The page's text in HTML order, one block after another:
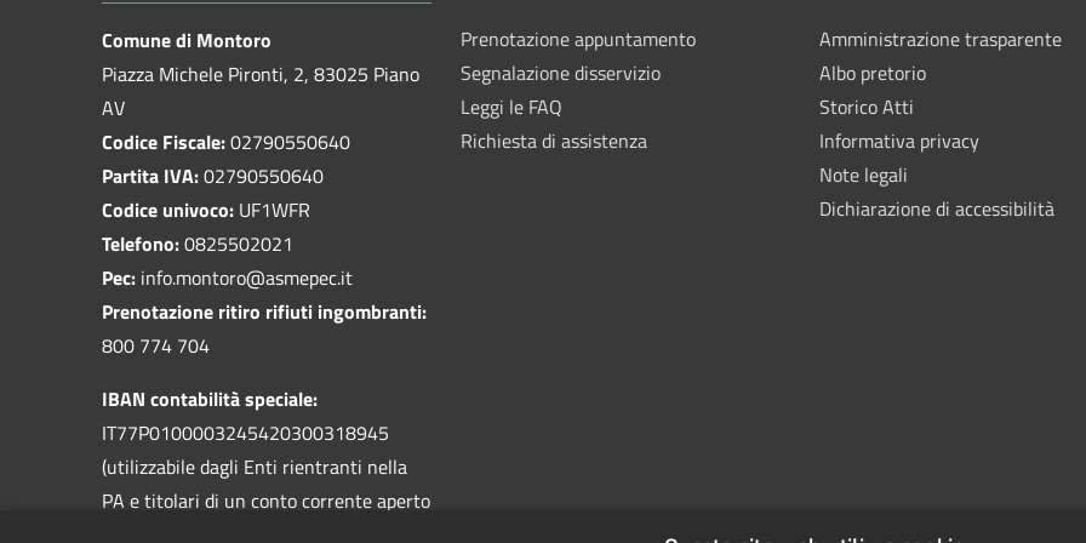
Comune di Montoro
Piazza Michele Pironti, 2, 83025 Piano
AV
Codice Fiscale:02790550640
Partita IVA:02790550640
Codice univoco: UF1WFR
Telefono:0825502021
Pec: info.montoro@asmepec.it
Prenotazione ritiro rifiuti ingombranti:
800 774 704
IBAN contabilità speciale:
IT77P0100003245420300318945
(utilizzabile dagli Enti rientranti nella
PA e titolari di un conto corrente aperto
Prenotazione appuntamento
Segnalazione disservizio
Leggi le FAQ
Richiesta di assistenza
Amministrazione trasparente
Albo pretorio
Storico Atti
Informativa privacy
Note legali
Dichiarazione di accessibilità